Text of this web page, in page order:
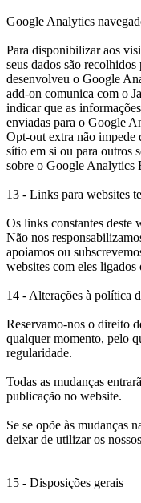
Google Analytics
Para disponibilizar aos
seus dados são
desenvolveu o Google
add-on comunica com o
indicar que as
enviadas para o Google
Opt-out extra não impede
sítio em si ou para outros
sobre o Google Analytics
13 - Links para websites
Os links constantes deste
Não nos
apoiamos ou
websites com eles ligados
14 - Alterações à política
Reservamo-nos o direito
qualquer momento, pelo
regularidade.
Todas as mudanças
publicação no website.
Se se opõe às mudanças
deixar de utilizar os
15 - Disposições gerais